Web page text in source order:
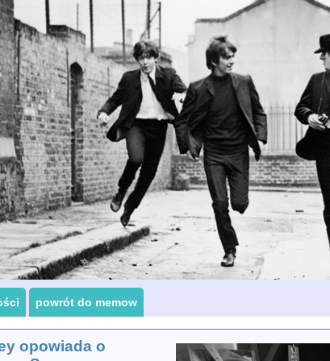
powrót do memow
opowiada o